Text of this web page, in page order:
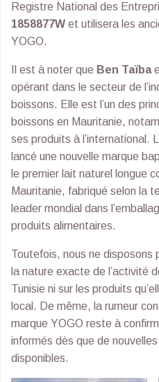
Registre National des
1858877W et utilisera les
YOGO.
Il est à noter que Ben Taïba
opérant dans le secteur de
boissons. Elle est l’un des
boissons en Mauritanie,
ses produits à l’international.
lancé une nouvelle marque
le premier lait naturel longue
Mauritanie, fabriqué selon la
leader mondial dans
produits alimentaires.
Toutefois, nous ne disposons
la nature exacte de l’activité
Tunisie ni sur les produits
local. De même, la rumeur
marque YOGO reste à
informés dès que de
disponibles.